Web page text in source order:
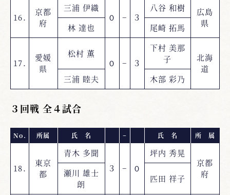
16.
京都
府
三浦 伊織
０
− ３
八谷 和樹
広島
県
林 達也 尾崎 拓馬
17.
愛媛
県
松村 薫
０
− ３
下村 美那
子
北海
道
三浦 睦夫
木部 彩乃
３回戦 全４試合
No. 所属 氏 名 − 氏 名 所 属
18.
東京
都
青木 多聞
３
− ０
坪内 秀晃
京都
府
瀬川 雄士
朗
匹田 祥子